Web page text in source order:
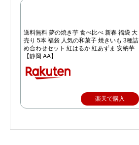
送料無料 夢の焼き芋 食べ比べ 新春 福袋 大
売り 5本 福袋 人気の和菓子 焼きいも 3種詰
め合わせセット 紅はるか 紅あずま 安納芋
【静岡 AA】
楽天で購入